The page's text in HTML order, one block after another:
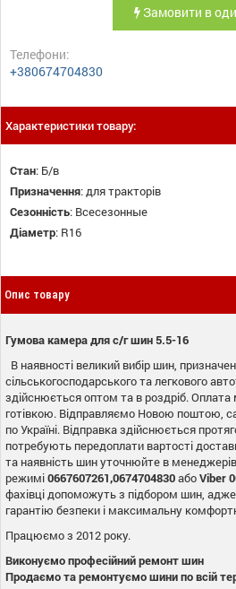
Замовити в
Телефони:
+380674704830
Характеристики товару:
Стан: Б/в
Призначення: для тракторів
Сезонність: Всесезонные
Діаметр: R16
Опис товару
Гумова камера для с/г шин 5.5-16
В наявності великий вибір шин,
сільськогосподарського та легкового
здійснюється оптом та в роздріб.
готівкою. Відправляємо Новою поштою,
по Україні. Відправка здійснюється
потребують передоплати вартості
та наявність шин уточнюйте в
режимі0667607261,0674704830абоViber
фахівці допоможуть з підбором шин,
гарантію безпеки і максимальну
Працюємо з 2012 року.
Виконуємо професійний ремонт шин
Продаємо та ремонтуємо шини по всій